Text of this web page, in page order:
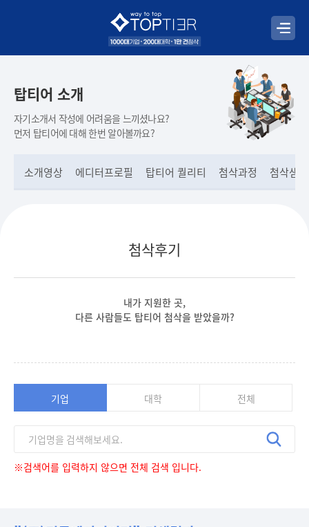
탑티어 소개
자기소개서 작성에 어려움을 느끼셨나요?
먼저 탑티어에 대해 한번 알아볼까요?
소개영상 에디터프로필 탑티어 퀄리티 첨삭과정 첨삭샘플
첨삭후기
내가 지원한 곳,
다른 사람들도 탑티어 첨삭을 받았을까?
기업 대학 전체
※검색어를 입력하지 않으면 전체 검색 입니다.